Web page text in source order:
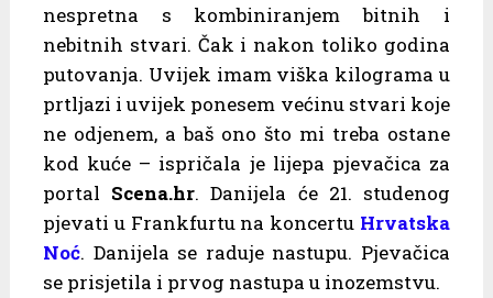
nespretna s kombiniranjem bitnih i
nebitnih stvari. Čak i nakon toliko godina
putovanja. Uvijek imam viška kilograma u
prtljazi i uvijek ponesem većinu stvari koje
ne odjenem, a baš ono što mi treba ostane
kod kuće – ispričala je lijepa pjevačica za
portal Scena.hr. Danijela će 21. studenog
pjevati u Frankfurtu na koncertu Hrvatska
Noć. Danijela se raduje nastupu. Pjevačica
se prisjetila i prvog nastupa u inozemstvu.